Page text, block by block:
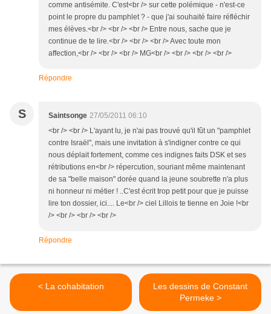
comme antisémite. C'est<br /> sur cette polémique - n'est-ce
point le propre du pamphlet ? - que j'ai souhaité faire réfléchir
mes élèves.<br /> <br /> <br /> Entre nous, sache que je
continue de te lire.<br /> <br /> <br /> Avec toute mon
affection,<br /> <br /> <br /> MG<br /> <br /> <br /> <br />
Répondre
S Saintsonge 27/05/2011 06:10
<br /> <br /> L'ayant lu, je n'ai pas trouvé qu'il fût un "pamphlet
contre Israël", mais une invitation à s'indigner contre ce qui
nous déplait fortement, comme ces indignes faits DSK et ses
rétributions en<br /> répercution, souriant même maintenant
de sa "belle maison" dorée quand la jeune soubrette n'a plus
ni honneur ni métier ! ..C'est écrit trop petit pour que je puisse
lire ton dossier, ici.... Le<br /> ciel Lillois te tienne en Joie !<br
/> <br /> <br /> <br />
Répondre
< La cohabitation
Les dessins de Constant
Permeke >